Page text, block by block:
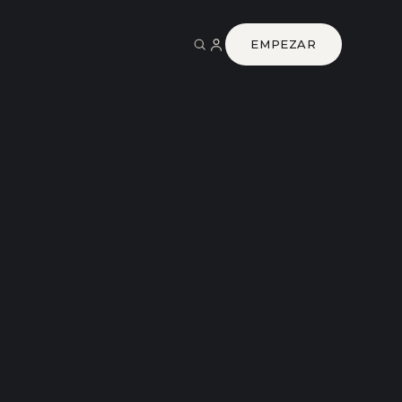
EMPEZAR